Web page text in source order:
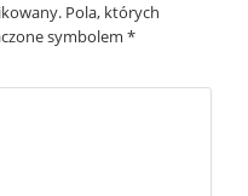
Pola, których
symbolem *